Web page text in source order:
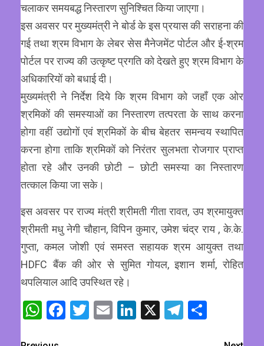
चलाकर समयबद्ध निस्तारण सुनिश्चित किया जाएगा।
इस अवसर पर मुख्यमंत्री ने बोर्ड के इस प्रयास की सराहना की
गई तथा श्रम विभाग के लेबर सेस मैनेजमेंट पोर्टल और ई-श्रम
पोर्टल पर राज्य की उत्कृष्ट प्रगति को देखते हुए श्रम विभाग के
अधिकारियों को बधाई दी।
मुख्यमंत्री ने निर्देश दिये कि श्रम विभाग को जहाँ एक ओर
श्रमिकों की समस्याओं का निस्तारण तत्परता के साथ करना
होगा वहीं उद्योगों एवं श्रमिकों के बीच बेहतर समन्वय स्थापित
करना होगा ताकि श्रमिकों को निरंतर सुलभता रोजगार प्राप्त
होता रहे और उनकी छोटी – छोटी समस्या का निस्तारण
तत्काल किया जा सके।
इस अवसर पर राज्य मंत्री श्रीमती गीता रावत, उप श्रमायुक्त
श्रीमती मधु नेगी चौहान, विपिन कुमार, उमेश चंद्र राय , के.के.
गुप्ता, कमल जोशी एवं समस्त सहायक श्रम आयुक्त तथा
HDFC बैंक की ओर से सुमित गोयल, इशान शर्मा, रोहित
थपलियाल आदि उपस्थित रहे।
WhatsApp
Facebook
Twitter
EmailLinkedIn
X Telegram